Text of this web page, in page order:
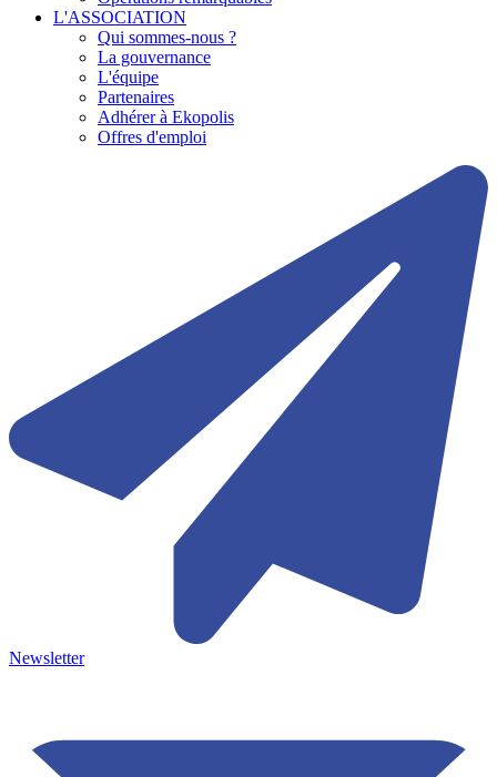
L'ASSOCIATION
Qui sommes-nous ?
La gouvernance
L'équipe
Partenaires
Adhérer à Ekopolis
Offres d'emploi
Newsletter